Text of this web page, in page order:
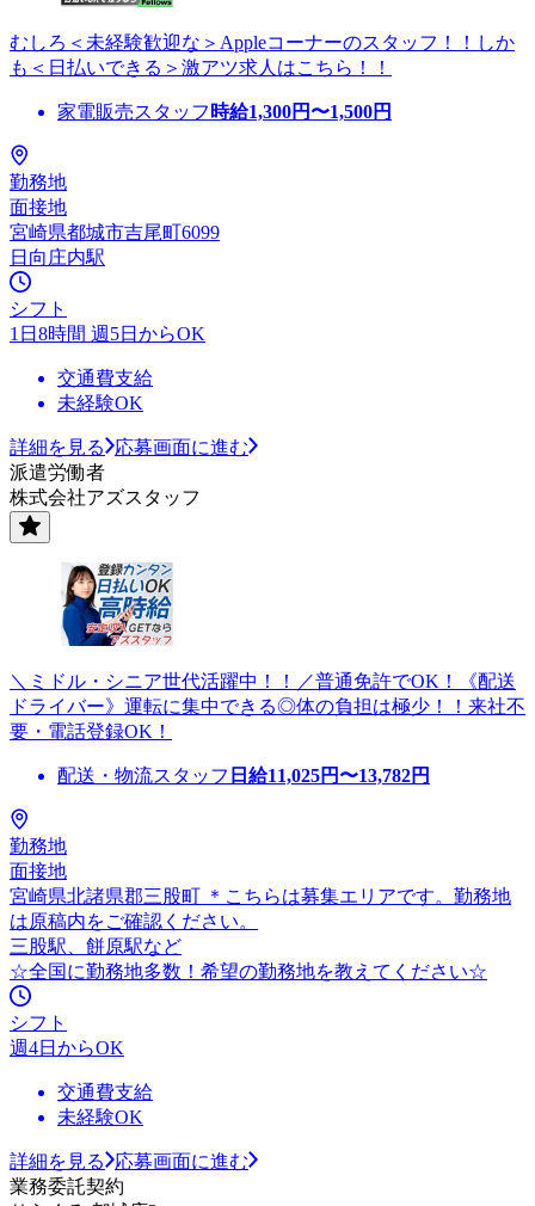
むしろ＜未経験歓迎な＞Appleコーナーのスタッフ！！しか
も＜日払いできる＞激アツ求人はこちら！！
家電販売スタッフ 時給1,300円〜1,500円
勤務地
面接地
宮崎県都城市吉尾町6099
日向庄内駅
シフト
1日8時間 週5日からOK
交通費支給
未経験OK
詳細を見る
応募画面に進む
派遣労働者
株式会社アズスタッフ
＼ミドル・シニア世代活躍中！！／普通免許でOK！《配送
ドライバー》運転に集中できる◎体の負担は極少！！来社不
要・電話登録OK！
配送・物流スタッフ 日給11,025円〜13,782円
勤務地
面接地
宮崎県北諸県郡三股町 ＊こちらは募集エリアです。勤務地
は原稿内をご確認ください。
三股駅、餅原駅など
☆全国に勤務地多数！希望の勤務地を教えてください☆
シフト
週4日からOK
交通費支給
未経験OK
詳細を見る
応募画面に進む
業務委託契約